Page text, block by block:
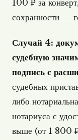
100 ₽ за
сохранности —
Случай 4:
судебную
подпись с
судебных
либо
нотариуса с
выше (от 1 800